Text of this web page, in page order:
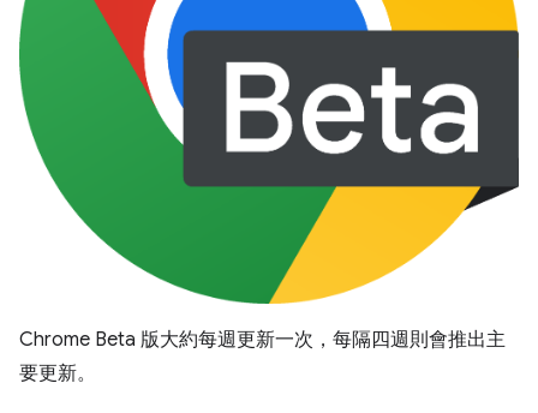
Chrome Beta 版大約每週更新一次，每隔四週則會推出主
要更新。